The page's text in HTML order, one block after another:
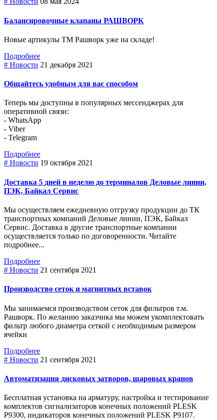
Балансировочные клапаны РАШВОРК
Новые артикулы ТМ Рашворк уже на складе!
Подробнее
# Новости 21 декабря 2021
Общайтесь удобным для вас способом
Теперь мы доступны в популярных мессенджерах для
оперативной связи:
- WhatsApp
- Viber
- Telegram
Подробнее
# Новости 19 октября 2021
Доставка 5 дней в неделю до терминалов Деловые линии,
ПЭК, Байкал Сервис
Мы осуществляем ежедневную отгрузку продукции до ТК
транспортных компаний Деловые линии, ПЭК, Байкал
Сервис. Доставка в другие транспортные компании
осуществляется только по договоренности. Читайте
подробнее...
Подробнее
# Новости 21 сентября 2021
Производство сеток и магнитных вставок
Мы занимаемся производством сеток для фильтров т.м.
Рашворк. По желанию заказчика мы можем укомплектовать
фильтр любого диаметра сеткой с необходимым размером
ячейки
Подробнее
# Новости 21 сентября 2021
Автоматизация дисковых затворов, шаровых кранов
Бесплатная установка на арматуру, настройка и тестирование
комплектов сигнализаторов конечных положений PLESK
P9300, индикаторов конечных положений PLESK P9107.